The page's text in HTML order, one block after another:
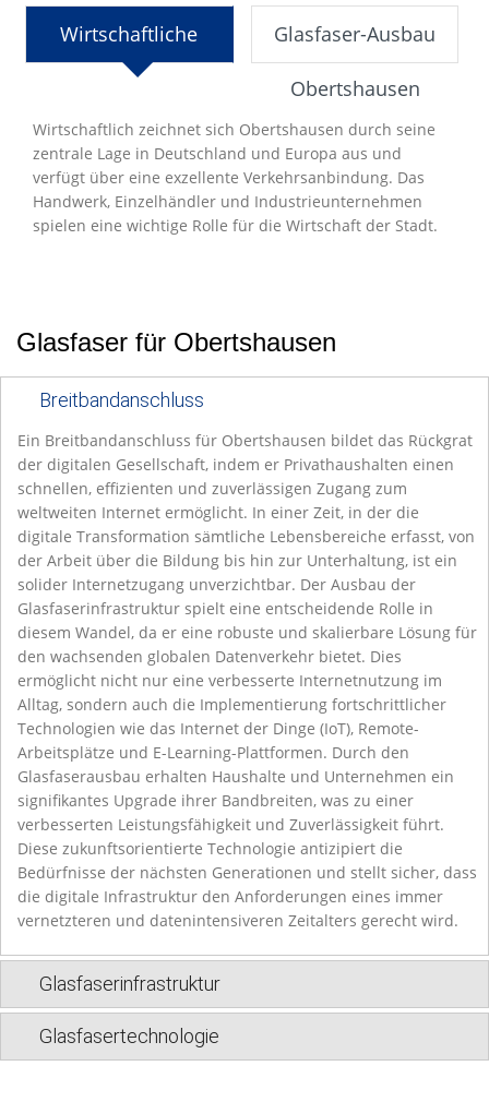
Wirtschaftliche Glasfaser-Ausbau
Obertshausen
Wirtschaftlich zeichnet sich Obertshausen durch seine
zentrale Lage in Deutschland und Europa aus und
verfügt über eine exzellente Verkehrsanbindung. Das
Handwerk, Einzelhändler und Industrieunternehmen
spielen eine wichtige Rolle für die Wirtschaft der Stadt.
Glasfaser für Obertshausen
Breitbandanschluss
Ein Breitbandanschluss für Obertshausen bildet das Rückgrat
der digitalen Gesellschaft, indem er Privathaushalten einen
schnellen, effizienten und zuverlässigen Zugang zum
weltweiten Internet ermöglicht. In einer Zeit, in der die
digitale Transformation sämtliche Lebensbereiche erfasst, von
der Arbeit über die Bildung bis hin zur Unterhaltung, ist ein
solider Internetzugang unverzichtbar. Der Ausbau der
Glasfaserinfrastruktur spielt eine entscheidende Rolle in
diesem Wandel, da er eine robuste und skalierbare Lösung für
den wachsenden globalen Datenverkehr bietet. Dies
ermöglicht nicht nur eine verbesserte Internetnutzung im
Alltag, sondern auch die Implementierung fortschrittlicher
Technologien wie das Internet der Dinge (IoT), Remote-
Arbeitsplätze und E-Learning-Plattformen. Durch den
Glasfaserausbau erhalten Haushalte und Unternehmen ein
signifikantes Upgrade ihrer Bandbreiten, was zu einer
verbesserten Leistungsfähigkeit und Zuverlässigkeit führt.
Diese zukunftsorientierte Technologie antizipiert die
Bedürfnisse der nächsten Generationen und stellt sicher, dass
die digitale Infrastruktur den Anforderungen eines immer
vernetzteren und datenintensiveren Zeitalters gerecht wird.
Glasfaserinfrastruktur
Glasfasertechnologie